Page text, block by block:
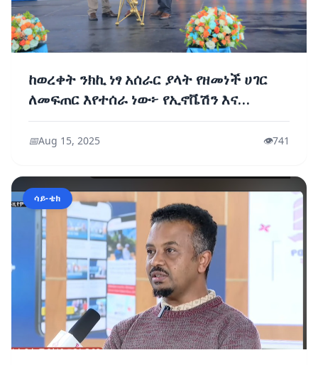
ከወረቀት ንክኪ ነፃ አሰራር ያላት የዘመነች ሀገር
ለመፍጠር እየተሰራ ነው፦ የኢኖቬሽን እና
ቴክኖሎጂ ሚኒስቴር
📅Aug 15, 2025 👁️741
ሳይ-ቴክ